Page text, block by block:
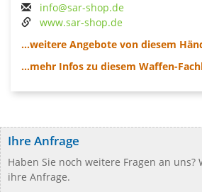
info@sar-shop.de
www.sar-shop.de
...weitere Angebote von diesem
...mehr Infos zu diesem Waffen-
Ihre Anfrage
Haben Sie noch weitere Fragen an
ihre Anfrage.